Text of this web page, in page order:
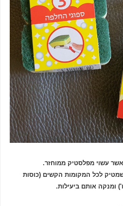
אשר עשוי מפלסטיק ממוחזר.
לכל המקומות הקשים (כוסות
ומנקה אותם ביעילות.